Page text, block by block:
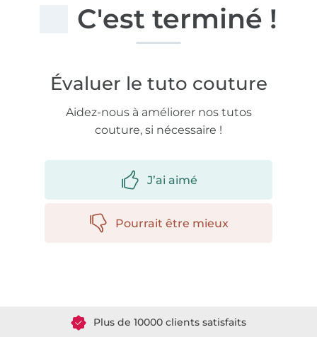
C'est terminé !
Évaluer le tuto couture
Aidez-nous à améliorer nos tutos
couture, si nécessaire !
J’ai aimé
Pourrait être mieux